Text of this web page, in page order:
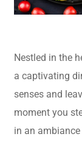
Nestled in the
a captivating
senses and
moment you
in an